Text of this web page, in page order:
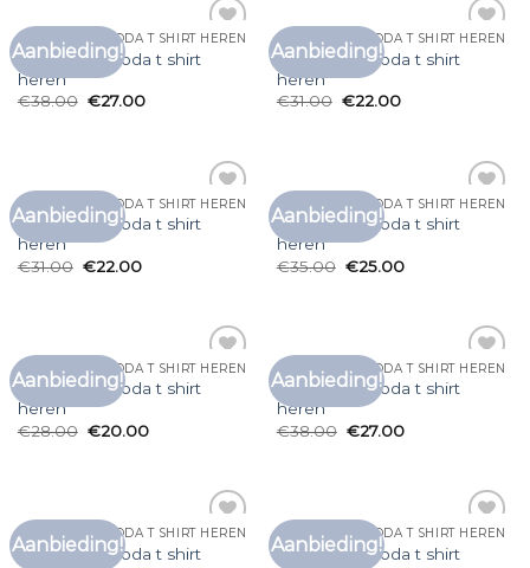
Aanbieding!
Toevoegen
aan
SCOTCH AND SODA T SHIRT HEREN
scotch and soda t shirt
heren
€38.00 €27.00
Aanbieding!
Toevoegen
aan
SCOTCH AND SODA T SHIRT HEREN
scotch and soda t shirt
heren
€31.00 €22.00
Aanbieding!
Toevoegen
aan
SCOTCH AND SODA T SHIRT HEREN
scotch and soda t shirt
heren
€31.00 €22.00
Aanbieding!
Toevoegen
aan
SCOTCH AND SODA T SHIRT HEREN
scotch and soda t shirt
heren
€35.00 €25.00
Aanbieding!
Toevoegen
aan
SCOTCH AND SODA T SHIRT HEREN
scotch and soda t shirt
heren
€28.00 €20.00
Aanbieding!
Toevoegen
aan
SCOTCH AND SODA T SHIRT HEREN
scotch and soda t shirt
heren
€38.00 €27.00
Aanbieding!
Toevoegen
aan
SCOTCH AND SODA T SHIRT HEREN
scotch and soda t shirt
Aanbieding!
Toevoegen
aan
SCOTCH AND SODA T SHIRT HEREN
scotch and soda t shirt